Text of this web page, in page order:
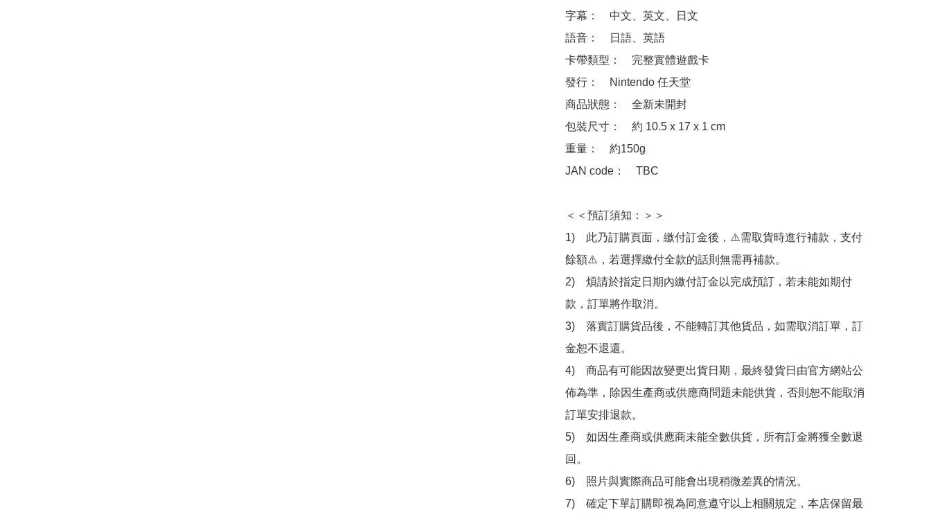
字幕：　中文、英文、日文
語音：　日語、英語
卡帶類型：　完整實體遊戲卡
發行：　Nintendo 任天堂
商品狀態：　全新未開封
包裝尺寸：　約 10.5 x 17 x 1 cm
重量：　約150g
JAN code：　TBC
＜＜預訂須知：＞＞
1)　此乃訂購頁面，繳付訂金後，⚠️需取貨時進行補款，支付
餘額⚠️，若選擇繳付全款的話則無需再補款。
2)　煩請於指定日期內繳付訂金以完成預訂，若未能如期付
款，訂單將作取消。
3)　落實訂購貨品後，不能轉訂其他貨品，如需取消訂單，訂
金恕不退還。
4)　商品有可能因故變更出貨日期，最終發貨日由官方網站公
佈為準，除因生產商或供應商問題未能供貨，否則恕不能取消
訂單安排退款。
5)　如因生產商或供應商未能全數供貨，所有訂金將獲全數退
回。
6)　照片與實際商品可能會出現稍微差異的情況。
7)　確定下單訂購即視為同意遵守以上相關規定，本店保留最